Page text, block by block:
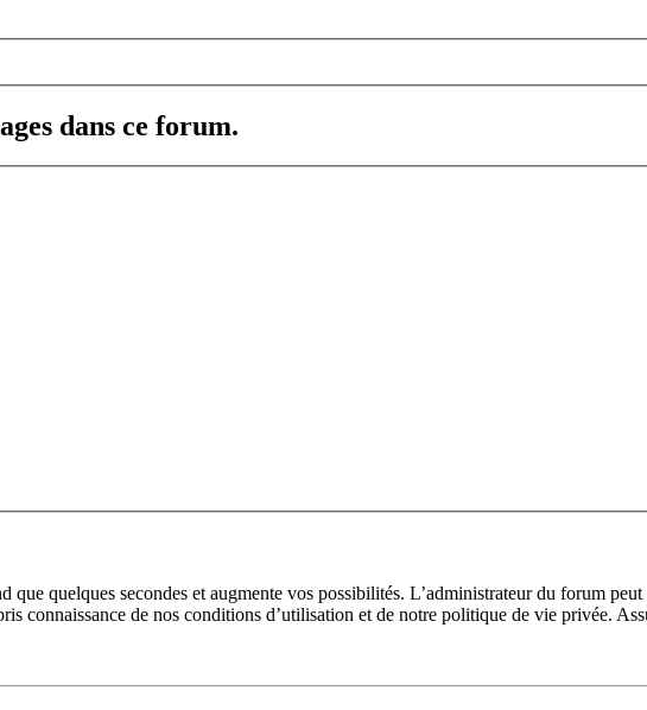
dans ce forum.
que quelques secondes et augmente vos possibilités. L’administrateur du forum
connaissance de nos conditions d’utilisation et de notre politique de vie privée.